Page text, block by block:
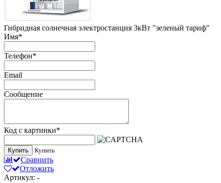
Гибридная солнечная электростанция 3кВт "зеленый тариф"
Имя*
Телефон*
Email
Сообщение
Код с картинки*
Купить Купить
Сравнить
Отложить
Артикул: -